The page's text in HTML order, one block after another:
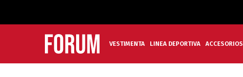
VESTIMENTA LINEA DEPORTIVA ACCESORIOS